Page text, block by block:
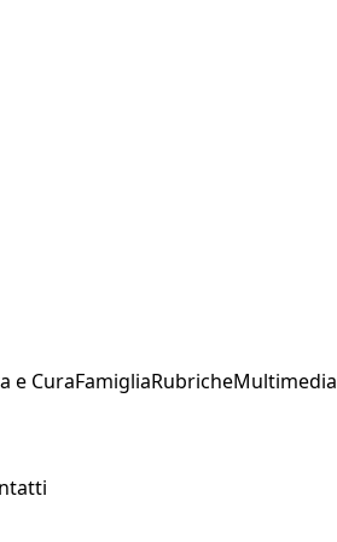
e CuraFamigliaRubricheMultimedia